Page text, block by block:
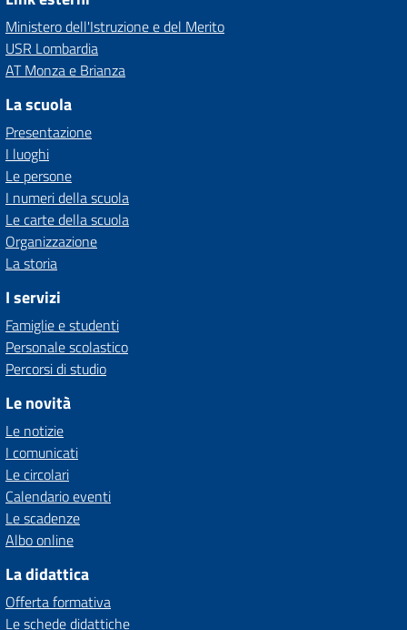
Ministero dell'Istruzione e del Merito
USR Lombardia
AT Monza e Brianza
La scuola
Presentazione
I luoghi
Le persone
I numeri della scuola
Le carte della scuola
Organizzazione
La storia
I servizi
Famiglie e studenti
Personale scolastico
Percorsi di studio
Le novità
Le notizie
I comunicati
Le circolari
Calendario eventi
Le scadenze
Albo online
La didattica
Offerta formativa
Le schede didattiche